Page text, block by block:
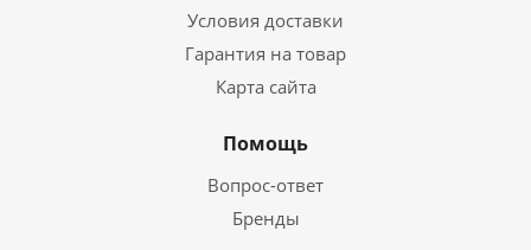
Условия доставки
Гарантия на товар
Карта сайта
Помощь
Вопрос-ответ
Бренды